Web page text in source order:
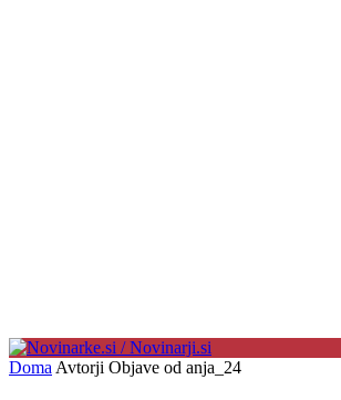
Doma Avtorji Objave od anja_24